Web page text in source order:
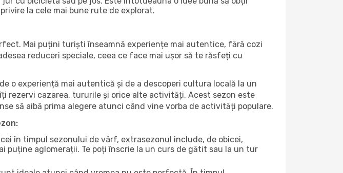
la cele mai bune rute de explorat.
Mai puțini turiști înseamnă experiențe mai autentice, fără cozi
reduceri speciale, ceea ce face mai ușor să te răsfeți cu
o experiență mai autentică și de a descoperi cultura locală la un
rezervi cazarea, tururile și orice alte activități. Acest sezon este
să aibă prima alegere atunci când vine vorba de activități populare.
în timpul sezonului de vârf, extrasezonul include, de obicei,
puține aglomerații. Te poți înscrie la un curs de gătit sau la un tur